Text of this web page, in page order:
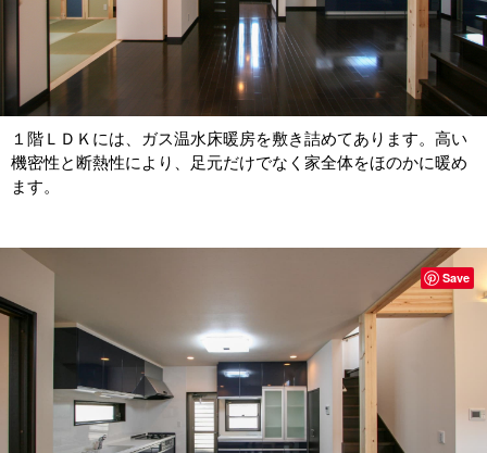
１階ＬＤＫには、ガス温水床暖房を敷き詰めてあります。高い
機密性と断熱性により、足元だけでなく家全体をほのかに暖め
ます。
Save